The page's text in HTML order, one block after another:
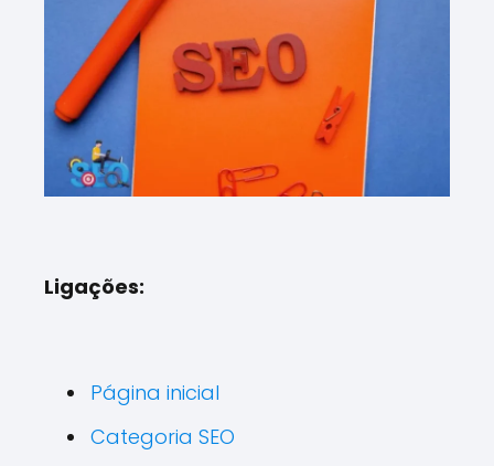
Ligações:
Página inicial
Categoria SEO